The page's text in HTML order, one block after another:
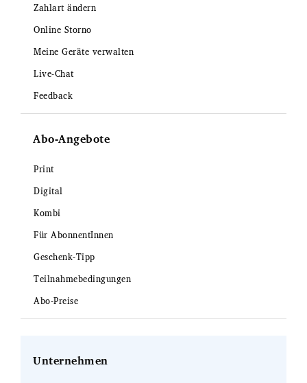
Zahlart ändern
Online Storno
Meine Geräte verwalten
Live-Chat
Feedback
Abo-Angebote
Print
Digital
Kombi
Für AbonnentInnen
Geschenk-Tipp
Teilnahmebedingungen
Abo-Preise
Unternehmen